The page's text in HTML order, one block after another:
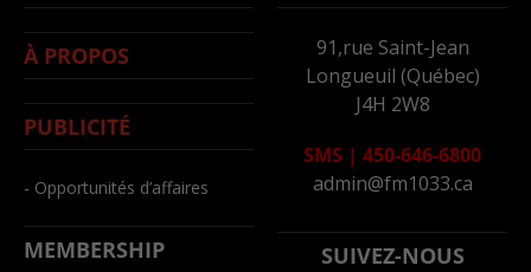
À PROPOS
PUBLICITÉ
- Opportunités d’affaires
MEMBERSHIP
91,rue Saint-Jean
Longueuil (Québec)
J4H 2W8
SMS | 450-646-6800
admin@fm1033.ca
SUIVEZ-NOUS